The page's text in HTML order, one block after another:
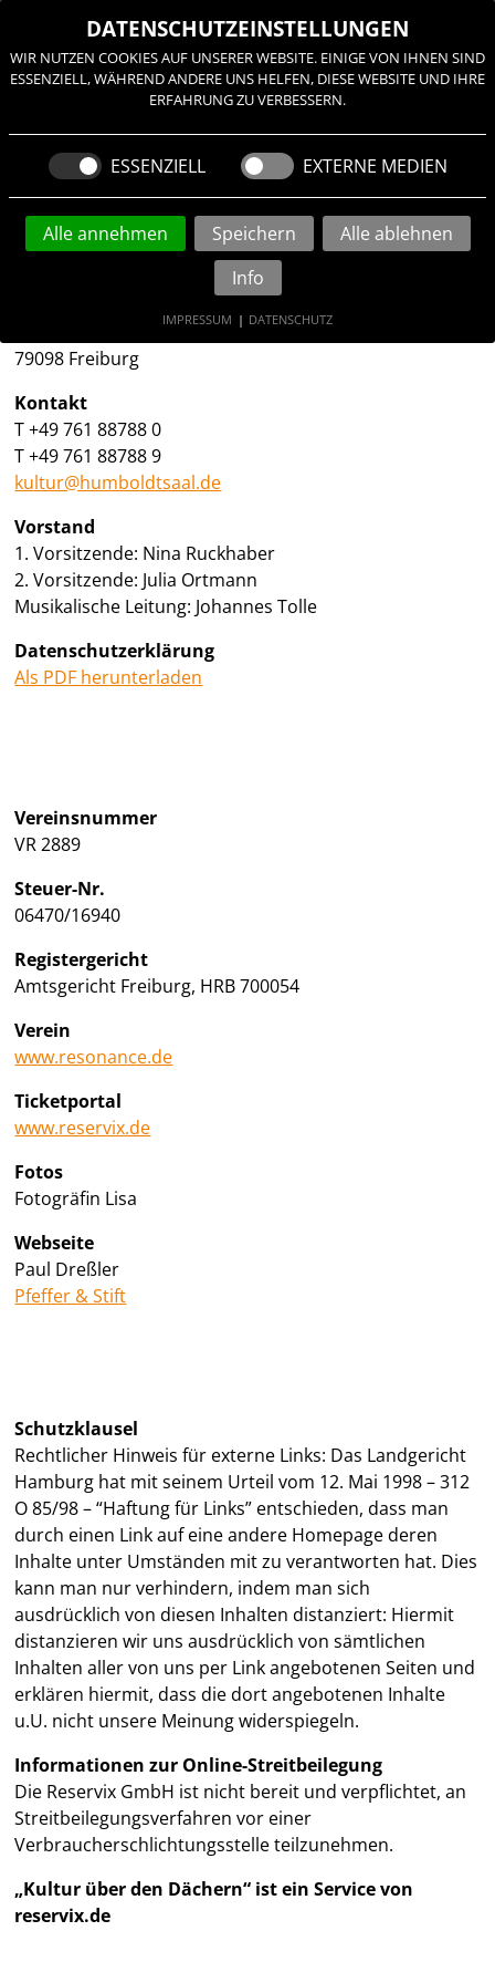
≡
IMPRESSUM
Humboldtstraße 2
79098 Freiburg
Kontakt
T +49 761 88788 0
T +49 761 88788 9
kultur@humboldtsaal.de
Vorstand
1. Vorsitzende: Nina Ruckhaber
2. Vorsitzende: Julia Ortmann
Musikalische Leitung: Johannes Tolle
Datenschutzerklärung
Als PDF herunterladen
Vereinsnummer
VR 2889
Steuer-Nr.
06470/16940
Registergericht
Amtsgericht Freiburg, HRB 700054
Verein
www.resonance.de
Ticketportal
www.reservix.de
Fotos
Fotogräfin Lisa
Webseite
Paul Dreßler
Pfeffer & Stift
Schutzklausel
Rechtlicher Hinweis für externe Links: Das Landgericht
Hamburg hat mit seinem Urteil vom 12. Mai 1998 – 312
O 85/98 – “Haftung für Links” entschieden, dass man
durch einen Link auf eine andere Homepage deren
Inhalte unter Umständen mit zu verantworten hat. Dies
kann man nur verhindern, indem man sich
ausdrücklich von diesen Inhalten distanziert: Hiermit
distanzieren wir uns ausdrücklich von sämtlichen
Inhalten aller von uns per Link angebotenen Seiten und
erklären hiermit, dass die dort angebotenen Inhalte
u.U. nicht unsere Meinung widerspiegeln.
Informationen zur Online-Streitbeilegung
Die Reservix GmbH ist nicht bereit und verpflichtet, an
Streitbeilegungsverfahren vor einer
Verbraucherschlichtungsstelle teilzunehmen.
„Kultur über den Dächern“ ist ein Service von
reservix.de
DATENSCHUTZEINSTELLUNGEN
WIR NUTZEN COOKIES AUF UNSERER WEBSITE. EINIGE VON IHNEN SIND
ESSENZIELL, WÄHREND ANDERE UNS HELFEN, DIESE WEBSITE UND IHRE
ERFAHRUNG ZU VERBESSERN.
ESSENZIELL EXTERNE MEDIEN
Alle annehmen Speichern
Alle ablehnen
Info
IMPRESSUM | DATENSCHUTZ